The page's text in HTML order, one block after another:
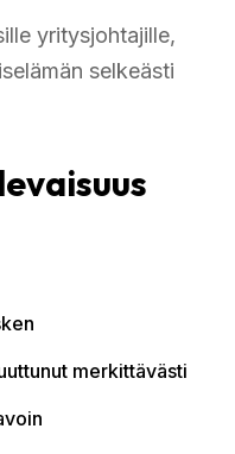
yritysjohtajille,
selkeästi
merkittävästi